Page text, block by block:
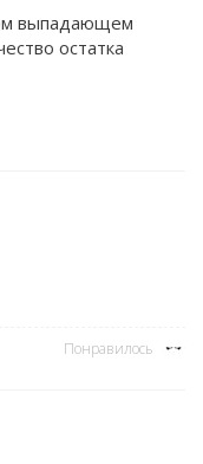
выпадающем
остатка
Понравилось